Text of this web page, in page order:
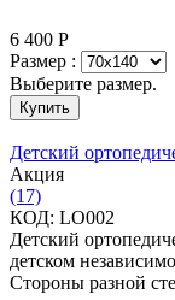
6 400 Р
Размер :
Выберите размер.
Купить
Детский
Aкция
(17)
КОД: LO002
Детский
детском
Стороны разной